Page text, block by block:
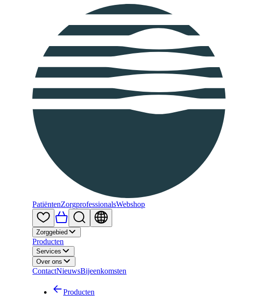
PatiëntenZorgprofessionalsWebshop
Zorggebied
Producten
Services
Over ons
ContactNieuwsBijeenkomsten
Producten